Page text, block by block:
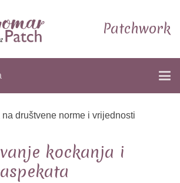
Patchwork
društvene norme i vrijednosti
kockanja i